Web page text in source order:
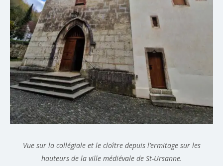
Vue sur la collégiale et le cloître depuis l’ermitage sur les
hauteurs de la ville médiévale de St-Ursanne.